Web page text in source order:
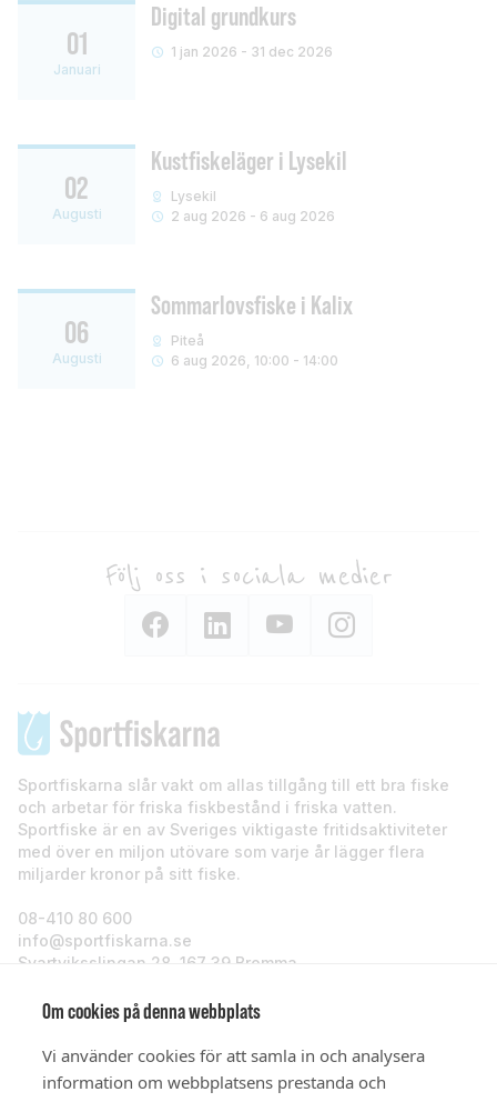
Om cookies på denna webbplats
Vi använder cookies för att samla in och analysera
information om webbplatsens prestanda och
01
Januari
Digital grundkurs
1 jan 2026 - 31 dec 2026
02
Augusti
Kustfiskeläger i Lysekil
Lysekil
2 aug 2026 - 6 aug 2026
06
Augusti
Sommarlovsfiske i Kalix
Piteå
6 aug 2026, 10:00 - 14:00
Följ oss i sociala medier
Sportfiskarna slår vakt om allas tillgång till ett bra fiske
och arbetar för friska fiskbestånd i friska vatten.
Sportfiske är en av Sveriges viktigaste fritidsaktiviteter
med över en miljon utövare som varje år lägger flera
miljarder kronor på sitt fiske.
08-410 80 600
info@sportfiskarna.se
Svartviksslingan 28, 167 39 Bromma
Sportfiskarna
Om oss